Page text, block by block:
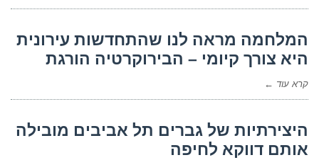
המלחמה מראה לנו שהתחדשות עירונית
היא צורך קיומי – הבירוקרטיה הורגת
קרא עוד ←
היצירתיות של גברים תל אביבים מובילה
אותם דווקא לחיפה